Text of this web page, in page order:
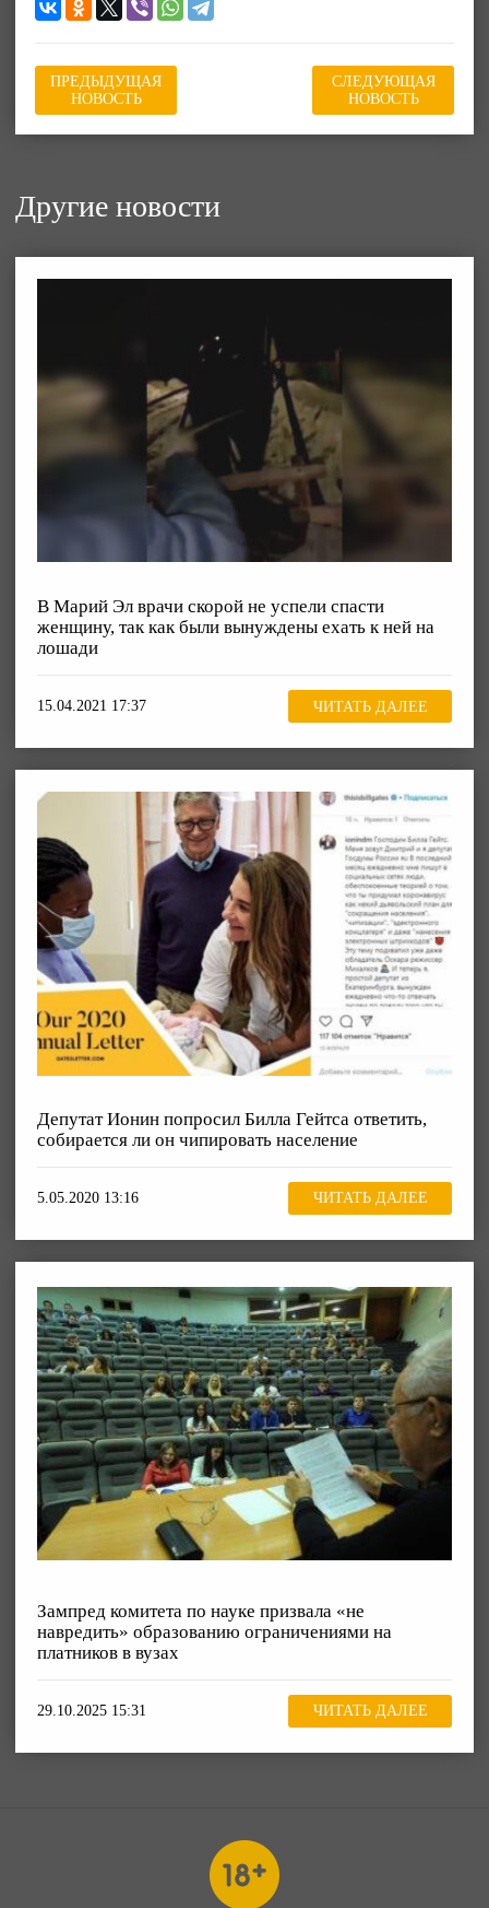
ПРЕДЫДУЩАЯ
НОВОСТЬ
СЛЕДУЮЩАЯ
НОВОСТЬ
Другие новости
В Марий Эл врачи скорой не успели спасти
женщину, так как были вынуждены ехать к ней на
лошади
15.04.2021 17:37 ЧИТАТЬ ДАЛЕЕ
Депутат Ионин попросил Билла Гейтса ответить,
собирается ли он чипировать население
5.05.2020 13:16 ЧИТАТЬ ДАЛЕЕ
Зампред комитета по науке призвала «не
навредить» образованию ограничениями на
платников в вузах
29.10.2025 15:31 ЧИТАТЬ ДАЛЕЕ